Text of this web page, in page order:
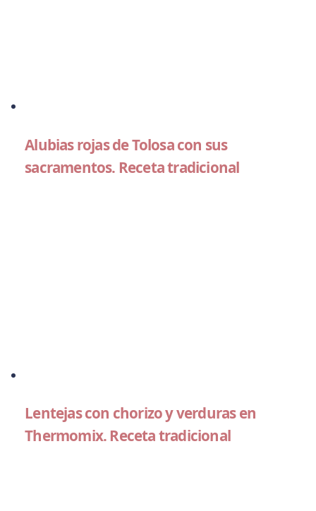
Alubias rojas de Tolosa con sus
sacramentos. Receta tradicional
Lentejas con chorizo y verduras en
Thermomix. Receta tradicional